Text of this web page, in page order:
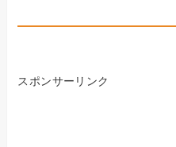
スポンサーリンク